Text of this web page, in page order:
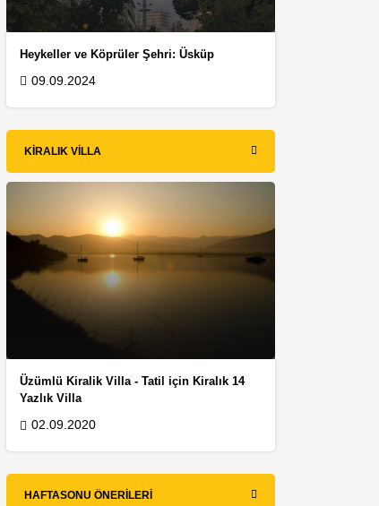
Heykeller ve Köprüler Şehri: Üsküp
09.09.2024
KIRALIK VILLA
Üzümlü Kiralik Villa - Tatil için Kiralık 14
Yazlık Villa
02.09.2020
HAFTASONU ÖNERILERI